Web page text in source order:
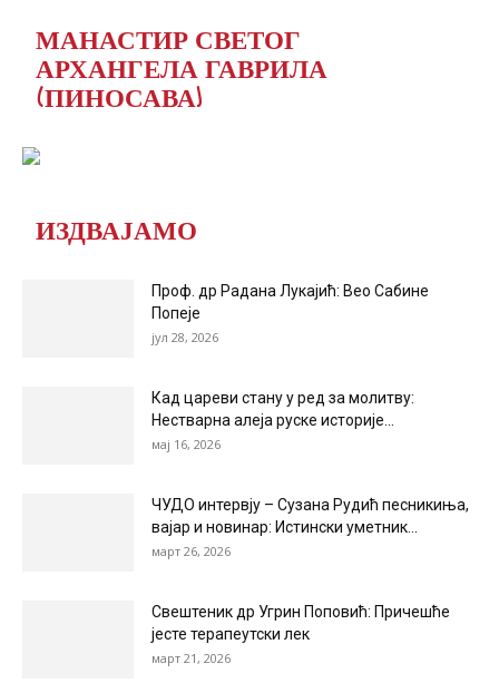
МАНАСТИР СВЕТОГ
АРХАНГЕЛА ГАВРИЛА
(ПИНОСАВА)
ИЗДВАЈАМО
Проф. др Радана Лукајић: Вео Сабине
Попеје
јул 28, 2026
Кад цареви стану у ред за молитву:
Нестварна алеја руске историје...
мај 16, 2026
ЧУДО интервју – Сузана Рудић песникиња,
вајар и новинар: Истински уметник...
март 26, 2026
Свештеник др Угрин Поповић: Причешће
јесте терапеутски лек
март 21, 2026